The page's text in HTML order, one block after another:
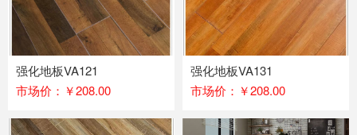
强化地板VA121
市场价：￥208.00
强化地板VA131
市场价：￥208.00